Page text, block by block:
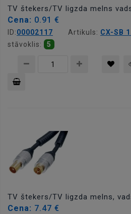
TV štekers/TV ligzda melns
Cena: 0.91 €
ID:00002117 Artikuls: CX-SB
stāvoklis:
5
TV štekers/TV ligzda melns,
Cena: 7.47 €